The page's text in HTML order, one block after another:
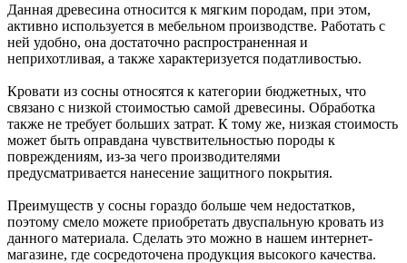
Данная древесина относится к мягким породам, при этом,
активно используется в мебельном производстве. Работать с
ней удобно, она достаточно распространенная и
неприхотливая, а также характеризуется податливостью.
Кровати из сосны относятся к категории бюджетных, что
связано с низкой стоимостью самой древесины. Обработка
также не требует больших затрат. К тому же, низкая стоимость
может быть оправдана чувствительностью породы к
повреждениям, из-за чего производителями
предусматривается нанесение защитного покрытия.
Преимуществ у сосны гораздо больше чем недостатков,
поэтому смело можете приобретать двуспальную кровать из
данного материала. Сделать это можно в нашем интернет-
магазине, где сосредоточена продукция высокого качества.